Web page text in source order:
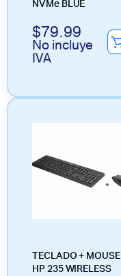
NVMe BLUE
$79.99
No incluye
IVA
TECLADO + MOUSE
HP 235 WIRELESS